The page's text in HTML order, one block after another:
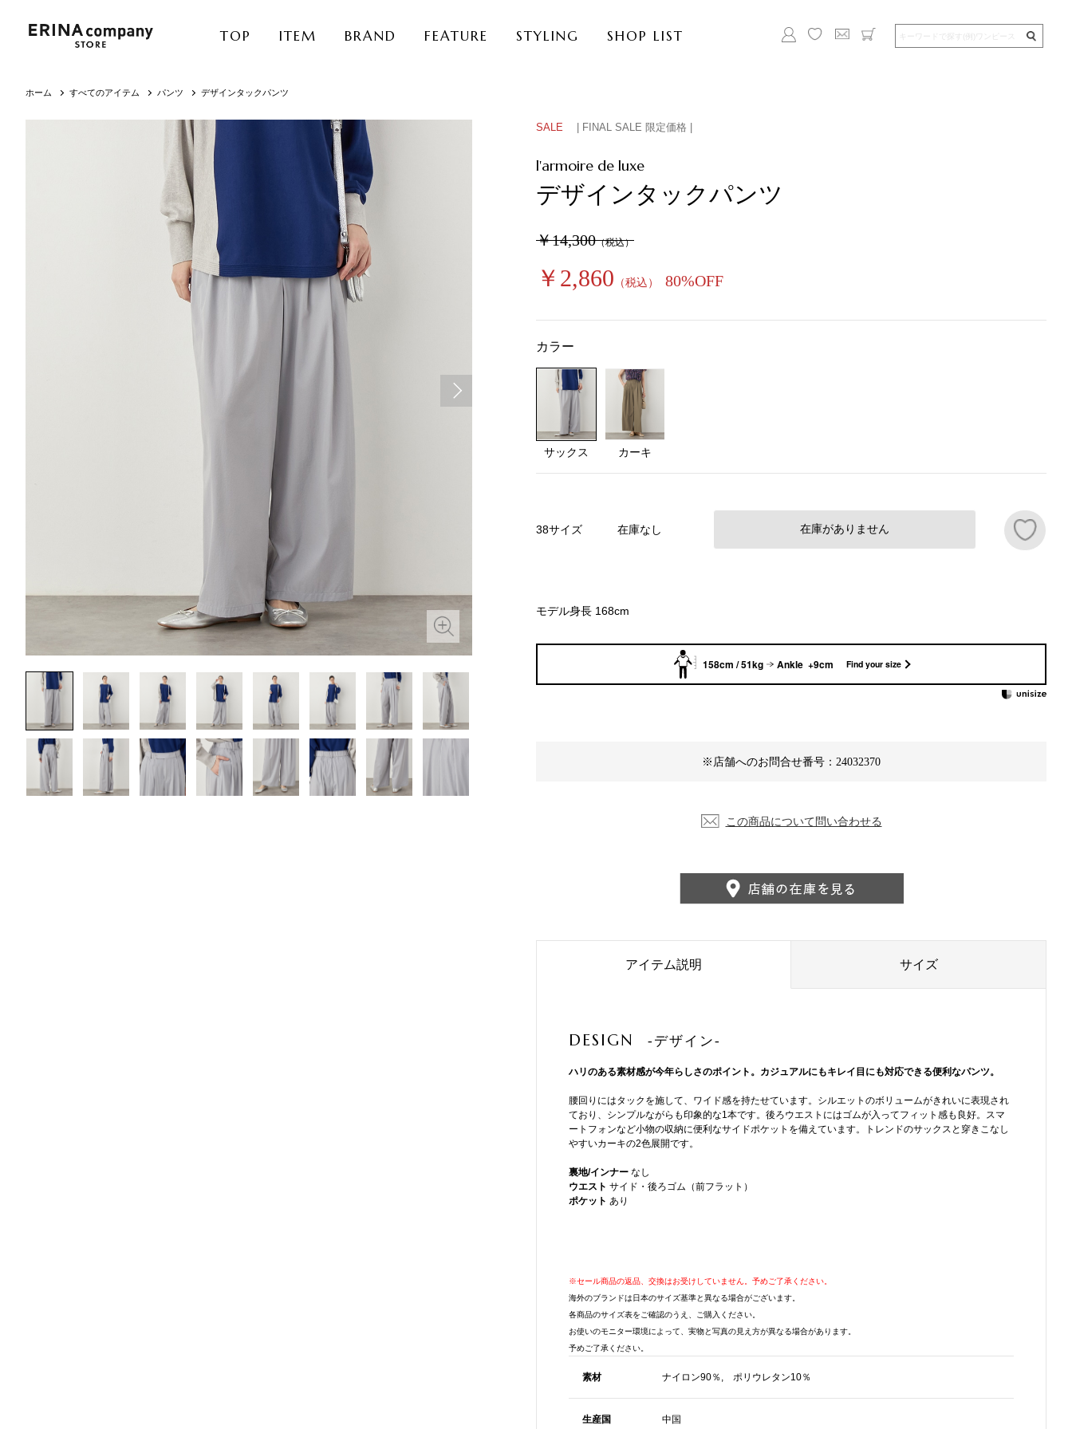
TOP ITEM BRAND FEATURE STYLING SHOP LIST
ホーム すべてのアイテム パンツ デザインタックパンツ
SALE | FINAL SALE 限定価格 |
デザインタックパンツ
￥14,300（税込）
￥2,860 （税込） 80%OFF
※店舗へのお問合せ番号：24032370
158cm / 51kg Ankle +9cm Find your size
l'armoire de luxe
カラー
サックス カーキ
38サイズ 在庫なし 在庫がありません
この商品について問い合わせる
モデル身長 168cm
アイテム説明 サイズ
DESIGN -デザイン-
ハリのある素材感が今年らしさのポイント。カジュアルにもキレイ目にも対応できる便利なパンツ。
腰回りにはタックを施して、ワイド感を持たせています。シルエットのボリュームがきれいに表現され
ており、シンプルながらも印象的な1本です。後ろウエストにはゴムが入ってフィット感も良好。スマ
ートフォンなど小物の収納に便利なサイドポケットを備えています。トレンドのサックスと穿きこなし
やすいカーキの2色展開です。
裏地/インナー なし
ウエスト サイド・後ろゴム（前フラット）
ポケット あり
※セール商品の返品、交換はお受けしていません。予めご了承ください。
海外のブランドは日本のサイズ基準と異なる場合がございます。
各商品のサイズ表をご確認のうえ、ご購入ください。
お使いのモニター環境によって、実物と写真の見え方が異なる場合があります。
予めご了承ください。
素材 ナイロン90％, ポリウレタン10％
生産国 中国